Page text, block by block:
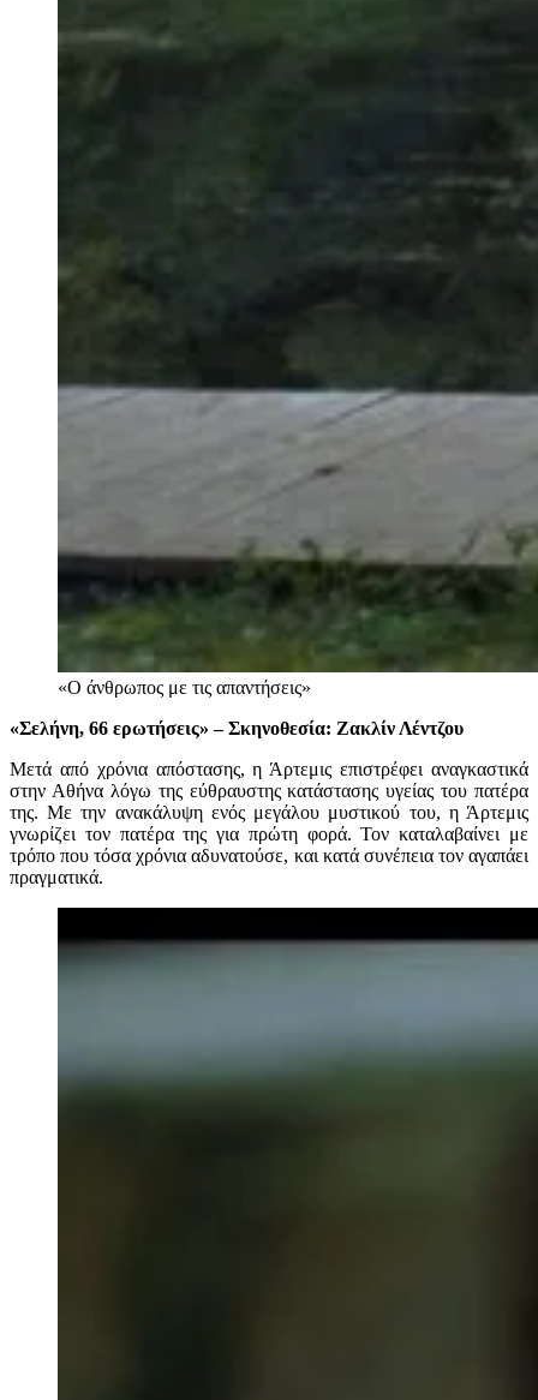
«Ο άνθρωπος με τις απαντήσεις»
«Σελήνη, 66 ερωτήσεις» – Σκηνοθεσία: Ζακλίν Λέντζου
Μετά από χρόνια απόστασης, η Άρτεμις επιστρέφει αναγκαστικά
στην Αθήνα λόγω της εύθραυστης κατάστασης υγείας του πατέρα
της. Με την ανακάλυψη ενός μεγάλου μυστικού του, η Άρτεμις
γνωρίζει τον πατέρα της για πρώτη φορά. Τον καταλαβαίνει με
τρόπο που τόσα χρόνια αδυνατούσε, και κατά συνέπεια τον αγαπάει
πραγματικά.